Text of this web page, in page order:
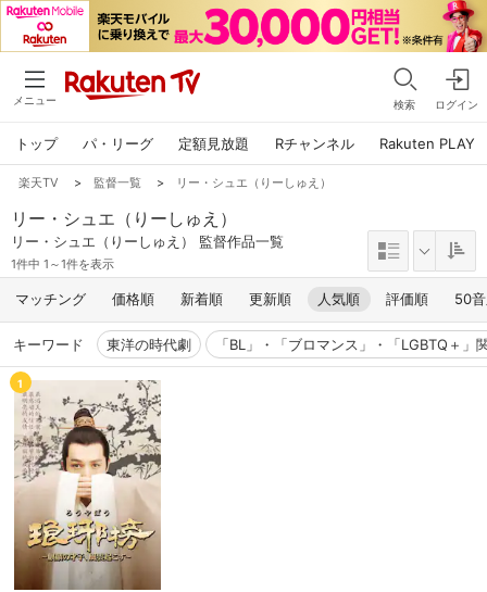
メニュー 検索 ログイン
トップ パ・リーグ 定額見放題 Rチャンネル Rakuten PLAY
楽天TV > 監督一覧 > リー・シュエ（りーしゅえ）
リー・シュエ（りーしゅえ）
リー・シュエ（りーしゅえ） 監督作品一覧
1件中 1～1件を表示
マッチング 価格順 新着順 更新順 人気順 評価順 50
キーワード 東洋の時代劇 「BL」・「ブロマンス」・「LGBTQ＋」
1